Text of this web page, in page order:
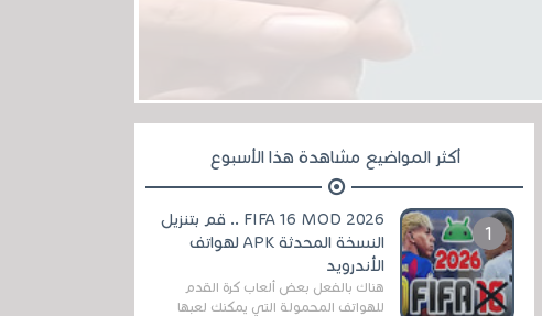
أكثر المواضيع مشاهدة هذا الأسبوع
FIFA 16 MOD 2026 .. قم بتنزيل
النسخة المحدثة APK لهواتف
الأندرويد
هناك بالفعل بعض ألعاب كرة القدم
للهواتف المحمولة التي يمكنك لعبها